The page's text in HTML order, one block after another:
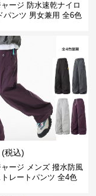
ージ 防水速乾ナイロ
パンツ 男女兼用 全6色
(税込)
ャージ メンズ 撥水防風
レートパンツ 全4色